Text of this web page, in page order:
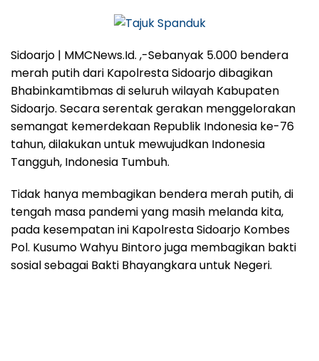
Sidoarjo | MMCNews.Id. ,-Sebanyak 5.000 bendera
merah putih dari Kapolresta Sidoarjo dibagikan
Bhabinkamtibmas di seluruh wilayah Kabupaten
Sidoarjo. Secara serentak gerakan menggelorakan
semangat kemerdekaan Republik Indonesia ke-76
tahun, dilakukan untuk mewujudkan Indonesia
Tangguh, Indonesia Tumbuh.
Tidak hanya membagikan bendera merah putih, di
tengah masa pandemi yang masih melanda kita,
pada kesempatan ini Kapolresta Sidoarjo Kombes
Pol. Kusumo Wahyu Bintoro juga membagikan bakti
sosial sebagai Bakti Bhayangkara untuk Negeri.